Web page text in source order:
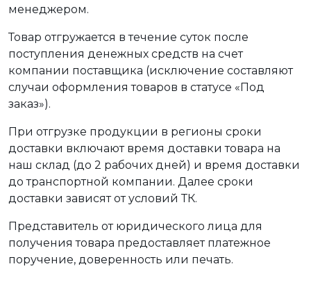
менеджером.
Товар отгружается в течение суток после
поступления денежных средств на счет
компании поставщика (исключение составляют
случаи оформления товаров в статусе «Под
заказ»).
При отгрузке продукции в регионы сроки
доставки включают время доставки товара на
наш склад (до 2 рабочих дней) и время доставки
до транспортной компании. Далее сроки
доставки зависят от условий ТК.
Представитель от юридического лица для
получения товара предоставляет платежное
поручение, доверенность или печать.